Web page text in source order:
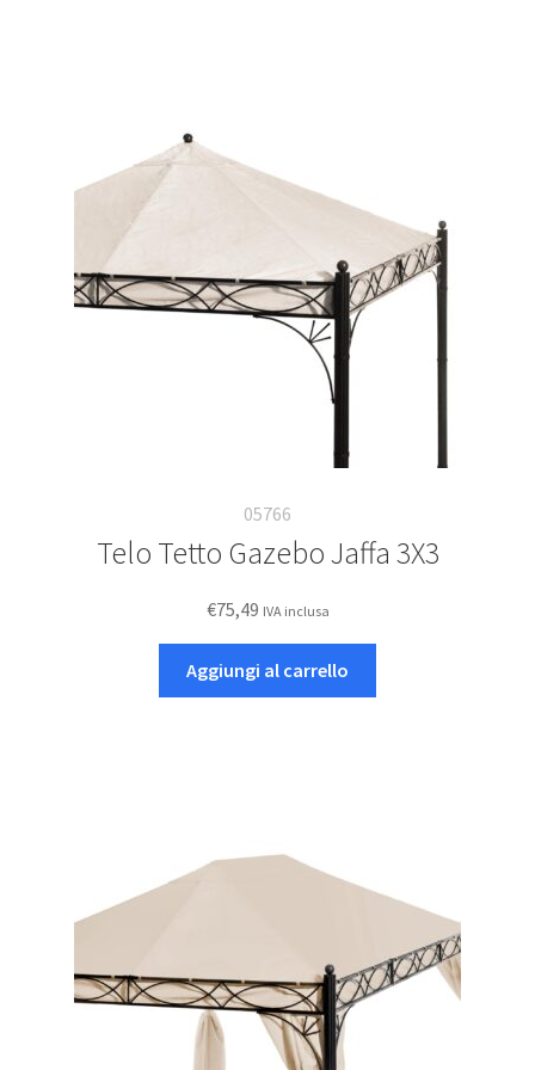
05766
Telo Tetto Gazebo Jaffa 3X3
€75,49 IVA inclusa
Aggiungi al carrello